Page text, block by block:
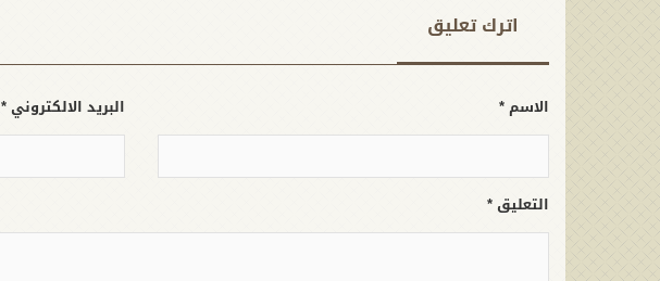
اترك تعلیق
الاسم * البريد الالكتروني *
التعليق *